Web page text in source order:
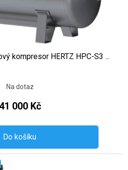
kompresor HERTZ HPC-S3 ...
Na dotaz
41 000 Kč
Do košíku